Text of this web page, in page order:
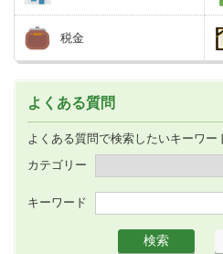
税金
よくある質問
よくある質問で検索したいキーワー
カテゴリー
キーワード